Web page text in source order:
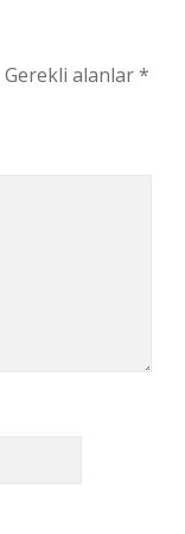
Gerekli alanlar*